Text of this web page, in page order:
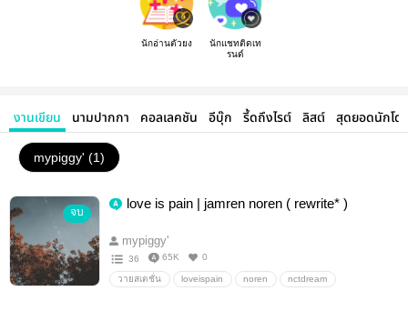
นักอ่านตัวยง
นักแชทติดเท
รนด์
งานเขียน นามปากกา คอลเลคชัน อีบุ๊ก รี้ดถึงไรต์ ลิสต์ สุดยอดนักโด
mypiggy' (1)
จบ
love is pain | jamren noren ( rewrite* )
mypiggy'
36 65K 0
วายสเตชั่น loveispain noren nctdream